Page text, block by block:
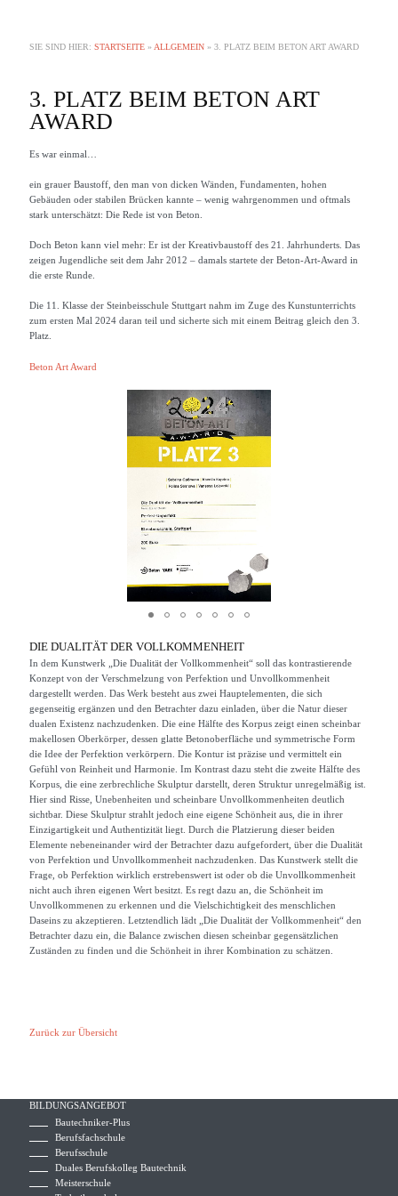
SIE SIND HIER:STARTSEITE » ALLGEMEIN »3. PLATZ BEIM BETON ART AWARD
3. PLATZ BEIM BETON ART
AWARD
Es war einmal…
ein grauer Baustoff, den man von dicken Wänden, Fundamenten, hohen
Gebäuden oder stabilen Brücken kannte – wenig wahrgenommen und oftmals
stark unterschätzt: Die Rede ist von Beton.
Doch Beton kann viel mehr: Er ist der Kreativbaustoff des 21. Jahrhunderts. Das
zeigen Jugendliche seit dem Jahr 2012 – damals startete der Beton-Art-Award in
die erste Runde.
Die 11. Klasse der Steinbeisschule Stuttgart nahm im Zuge des Kunstunterrichts
zum ersten Mal 2024 daran teil und sicherte sich mit einem Beitrag gleich den 3.
Platz.
Beton Art Award
DIE DUALITÄT DER VOLLKOMMENHEIT
In dem Kunstwerk „Die Dualität der Vollkommenheit“ soll das kontrastierende
Konzept von der Verschmelzung von Perfektion und Unvollkommenheit
dargestellt werden. Das Werk besteht aus zwei Hauptelementen, die sich
gegenseitig ergänzen und den Betrachter dazu einladen, über die Natur dieser
dualen Existenz nachzudenken. Die eine Hälfte des Korpus zeigt einen scheinbar
makellosen Oberkörper, dessen glatte Betonoberfläche und symmetrische Form
die Idee der Perfektion verkörpern. Die Kontur ist präzise und vermittelt ein
Gefühl von Reinheit und Harmonie. Im Kontrast dazu steht die zweite Hälfte des
Korpus, die eine zerbrechliche Skulptur darstellt, deren Struktur unregelmäßig ist.
Hier sind Risse, Unebenheiten und scheinbare Unvollkommenheiten deutlich
sichtbar. Diese Skulptur strahlt jedoch eine eigene Schönheit aus, die in ihrer
Einzigartigkeit und Authentizität liegt. Durch die Platzierung dieser beiden
Elemente nebeneinander wird der Betrachter dazu aufgefordert, über die Dualität
von Perfektion und Unvollkommenheit nachzudenken. Das Kunstwerk stellt die
Frage, ob Perfektion wirklich erstrebenswert ist oder ob die Unvollkommenheit
nicht auch ihren eigenen Wert besitzt. Es regt dazu an, die Schönheit im
Unvollkommenen zu erkennen und die Vielschichtigkeit des menschlichen
Daseins zu akzeptieren. Letztendlich lädt „Die Dualität der Vollkommenheit“ den
Betrachter dazu ein, die Balance zwischen diesen scheinbar gegensätzlichen
Zuständen zu finden und die Schönheit in ihrer Kombination zu schätzen.
Zurück zur Übersicht
BILDUNGSANGEBOT
Bautechniker-Plus
Berufsfachschule
Berufsschule
Duales Berufskolleg Bautechnik
Meisterschule